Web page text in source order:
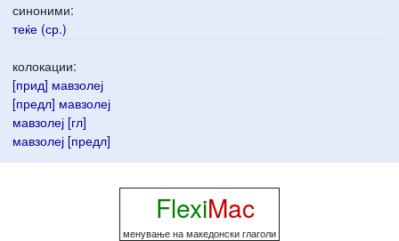
синоними:
теќе (ср.)
колокации:
[прид] мавзолеј
[предл] мавзолеј
мавзолеј [гл]
мавзолеј [предл]
FlexiMac
менување на македонски глаголи